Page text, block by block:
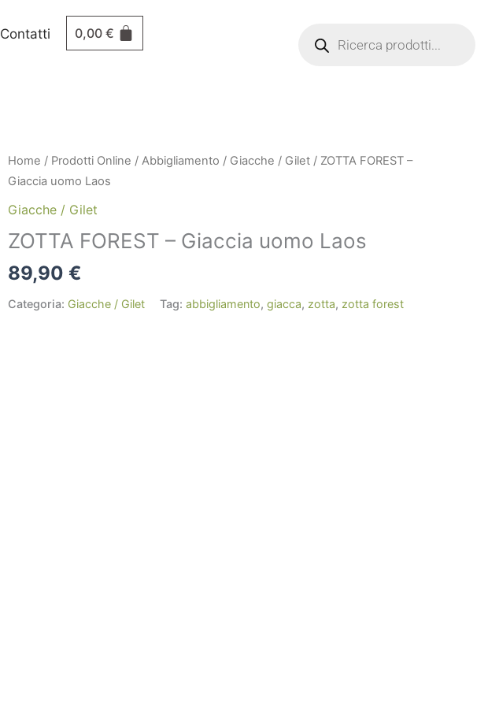
Contatti 0,00 €
Home / Prodotti Online / Abbigliamento / Giacche / Gilet / ZOTTA FOREST –
Giaccia uomo Laos
Giacche / Gilet
ZOTTA FOREST – Giaccia uomo Laos
89,90 €
Categoria: Giacche / Gilet Tag: abbigliamento, giacca, zotta, zotta forest